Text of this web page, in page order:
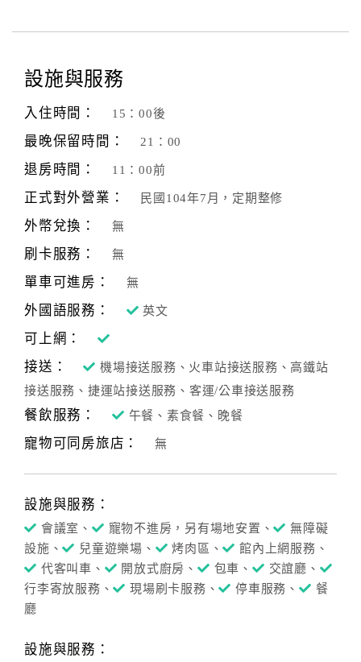
絡
Line
上
客
利
查
房
Q&A
國
訂
房
請
款
據
設施與服務
入住時間： 15：00後
最晚保留時間： 21：00
退房時間： 11：00前
正式對外營業： 民國104年7月，定期整修
外幣兌換： 無
刷卡服務： 無
單車可進房： 無
外國語服務： 英文
可上網：
接送：
機場接送服務、火車站接送服務、高鐵站
接送服務、捷運站接送服務、客運/公車接送服務
餐飲服務： 午餐、素食餐、晚餐
寵物可同房旅店： 無
設施與服務：
會議室、 寵物不進房，另有場地安置、
無障礙
設施、
兒童遊樂場、 烤肉區、
館內上網服務、
代客叫車、
開放式廚房、 包車、
交誼廳、
行李寄放服務、
現場刷卡服務、 停車服務、
餐
廳
設施與服務：